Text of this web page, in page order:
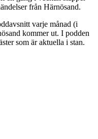
från Härnösand.
varje månad (i
kommer ut. I podden
som är aktuella i stan.